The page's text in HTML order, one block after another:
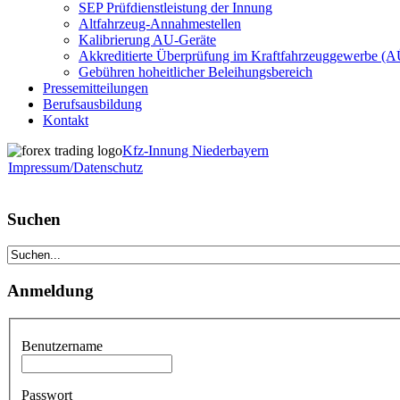
SEP Prüfdienstleistung der Innung
Altfahrzeug-Annahmestellen
Kalibrierung AU-Geräte
Akkreditierte Überprüfung im Kraftfahrzeuggewerbe
Gebühren hoheitlicher Beleihungsbereich
Pressemitteilungen
Berufsausbildung
Kontakt
Kfz-Innung Niederbayern
Impressum/Datenschutz
Suchen
Anmeldung
Benutzername
Passwort